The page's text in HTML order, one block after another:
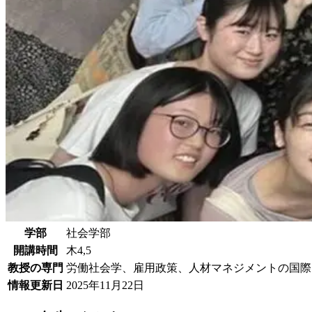
学部
社会学部
開講時間
木4,5
教授の専門 労働社会学、雇用政策、人材マネジメントの国
情報更新日 2025年11月22日